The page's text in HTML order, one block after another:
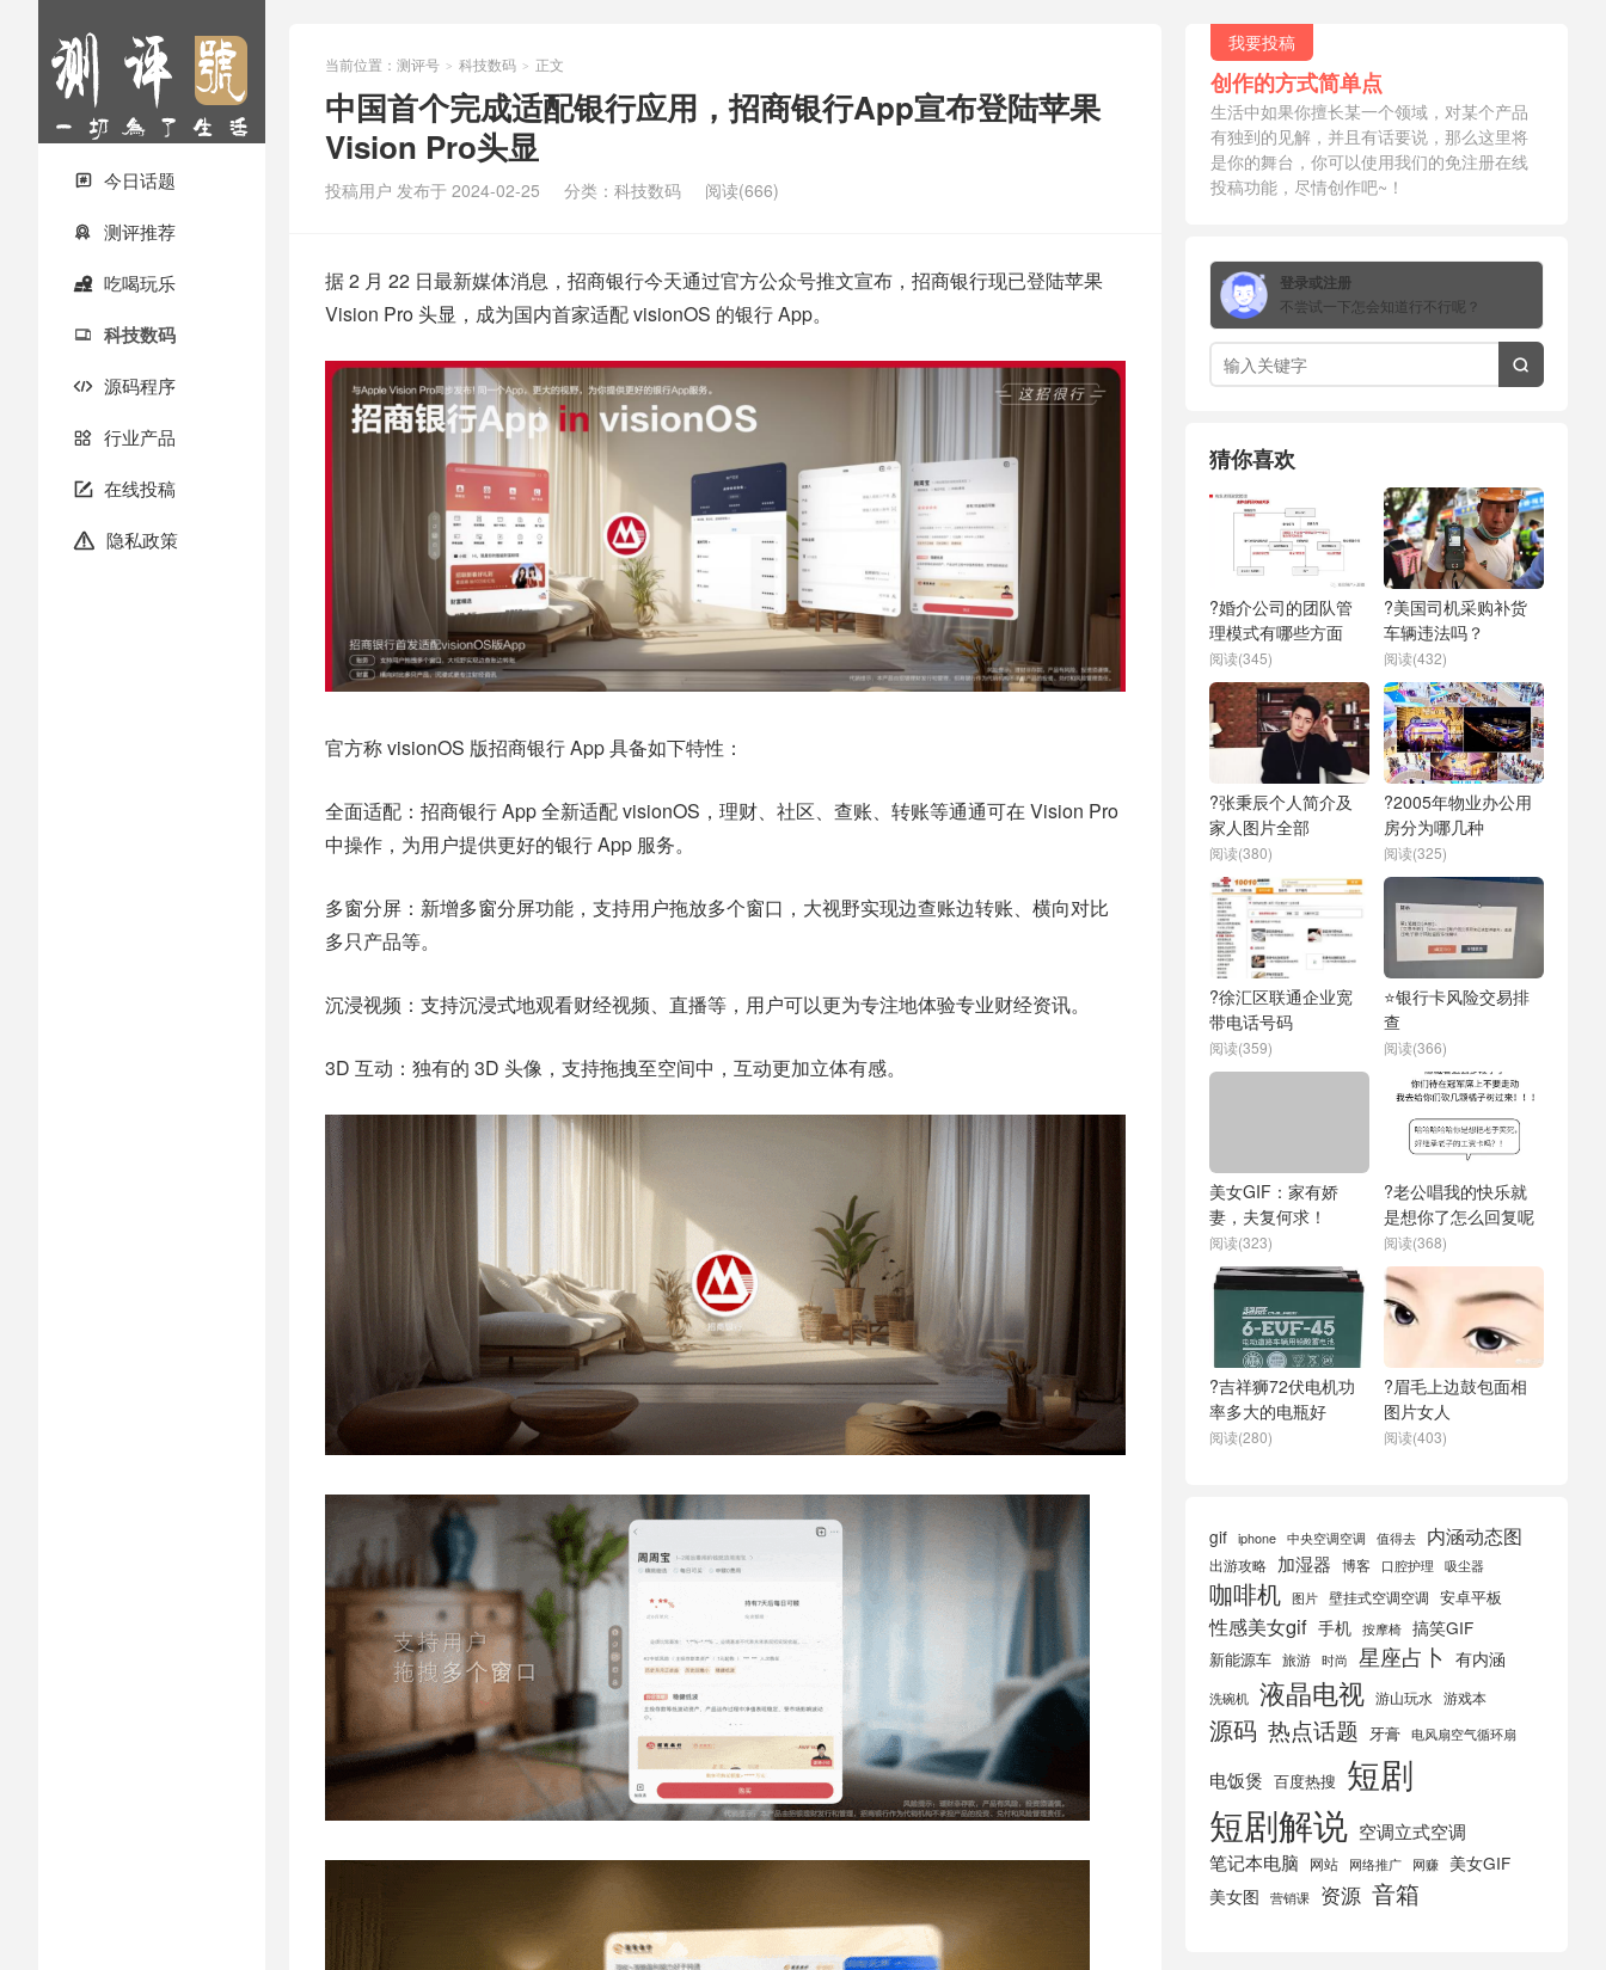
 今日话题
 测评推荐
 吃喝玩乐
 科技数码
 源码程序
 行业产品
 在线投稿
 隐私政策
当前位置： 测评号 > 科技数码 > 正文
中国首个完成适配银行应用，招商银行App宣布登陆苹果
Vision Pro头显
投稿用户 发布于 2024-02-25 分类： 科技数码 阅读(666)
据 2 月 22 日最新媒体消息，招商银行今天通过官方公众号推文宣布，招商银行现已登陆苹果
Vision Pro 头显，成为国内首家适配 visionOS 的银行 App。
官方称 visionOS 版招商银行 App 具备如下特性：
全面适配：招商银行 App 全新适配 visionOS，理财、社区、查账、转账等通通可在 Vision Pro
中操作，为用户提供更好的银行 App 服务。
多窗分屏：新增多窗分屏功能，支持用户拖放多个窗口，大视野实现边查账边转账、横向对比
多只产品等。
沉浸视频：支持沉浸式地观看财经视频、直播等，用户可以更为专注地体验专业财经资讯。
3D 互动：独有的 3D 头像，支持拖拽至空间中，互动更加立体有感。
我要投稿
创作的方式简单点
生活中如果你擅长某一个领域，对某个产品
有独到的见解，并且有话要说，那么这里将
是你的舞台，你可以使用我们的免注册在线
投稿功能，尽情创作吧~！
登录或注册
不尝试一下怎会知道行不行呢？

猜你喜欢
?婚介公司的团队管
理模式有哪些方面
阅读(345)
?美国司机采购补货
车辆违法吗？
阅读(432)
?张秉辰个人简介及
家人图片全部
阅读(380)
?2005年物业办公用
房分为哪几种
阅读(325)
?徐汇区联通企业宽
带电话号码
阅读(359)
⭐银行卡风险交易排
查
阅读(366)
美女GIF：家有娇
妻，夫复何求！
阅读(323)
?老公唱我的快乐就
是想你了怎么回复呢
阅读(368)
?吉祥狮72伏电机功
率多大的电瓶好
阅读(280)
?眉毛上边鼓包面相
图片女人
阅读(403)
gif iphone 中央空调空调 值得去 内涵动态图
出游攻略 加湿器 博客 口腔护理 吸尘器
咖啡机 图片 壁挂式空调空调 安卓平板
性感美女gif 手机 按摩椅 搞笑GIF
新能源车 旅游 时尚 星座占卜 有内涵
洗碗机 液晶电视 游山玩水 游戏本
源码 热点话题 牙膏 电风扇空气循环扇
电饭煲 百度热搜 短剧
短剧解说 空调立式空调
笔记本电脑 网站 网络推广 网赚
美女GIF
美女图
营销课 资源 音箱